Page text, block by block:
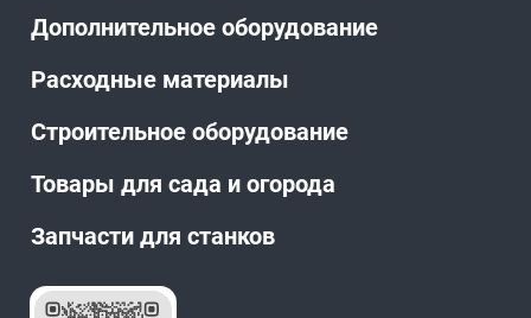
Дополнительное оборудование
Расходные материалы
Строительное оборудование
Товары для сада и огорода
Запчасти для станков